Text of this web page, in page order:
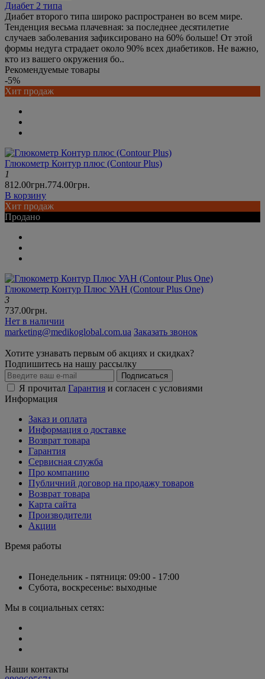
Диабет 2 типа
Диабет второго типа широко распространен во всем мире.
Тенденция весьма плачевная: за последнее десятилетие
случаев заболевания зафиксировано на 60% больше! От этой
формы недуга страдает около 90% всех диабетиков. Не важно,
кто из вашего окружения бо..
Рекомендуемые товары
-5%
Хит продаж
Глюкометр Контур плюс (Contour Plus)
1
812.00грн.774.00грн.
В корзину
Хит продаж
Продано
Глюкометр Контур Плюс УАН (Contour Plus One)
3
737.00грн.
Нет в наличии
marketing@medikoglobal.com.ua Заказать звонок
Хотите узнавать первым об акциях и скидках?
Подпишитесь на нашу рассылку
Подписаться
Я прочитал Гарантия и согласен с условиями
Информация
Заказ и оплата
Информация о доставке
Возврат товара
Гарантия
Сервисная служба
Про компанию
Публичний договор на продажу товаров
Возврат товара
Карта сайта
Производители
Акции
Время работы
Понедельник - пятниця: 09:00 - 17:00
Субота, воскресенье: выходные
Мы в социальных сетях:
Наши контакты